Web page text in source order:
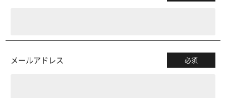
メールアドレス 必須